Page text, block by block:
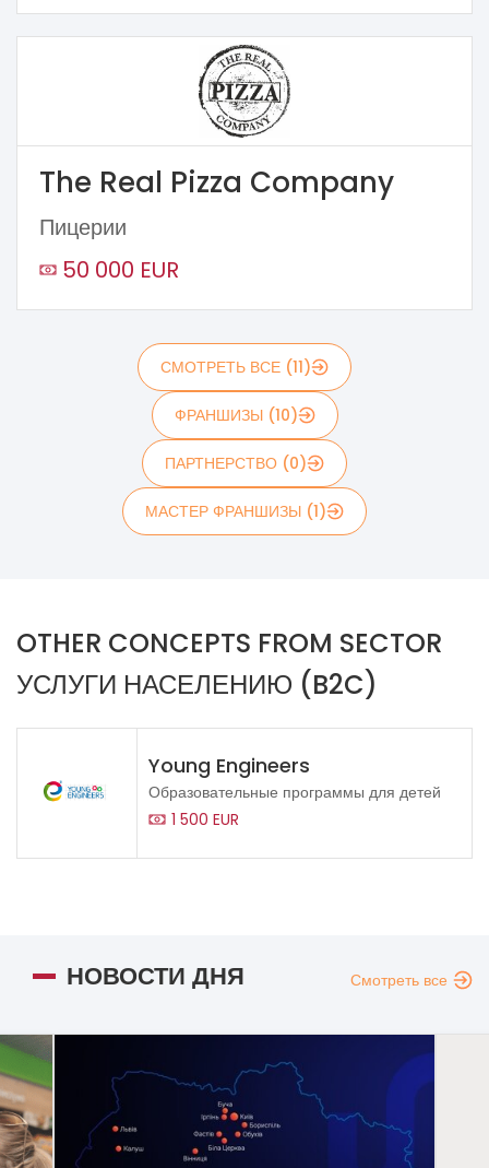
The Real Pizza Company
Пицерии
50 000 EUR
СМОТРЕТЬ ВСЕ (11)
ФРАНШИЗЫ (10)
ПАРТНЕРСТВО (0)
МАСТЕР ФРАНШИЗЫ (1)
OTHER CONCEPTS FROM SECTOR
УСЛУГИ НАСЕЛЕНИЮ (B2C)
Young Engineers
Образовательные программы для детей
1 500 EUR
НОВОСТИ ДНЯ Смотреть все